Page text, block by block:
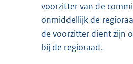
voorzitter van de
onmiddellijk de
de voorzitter dient zijn
bij de regioraad.